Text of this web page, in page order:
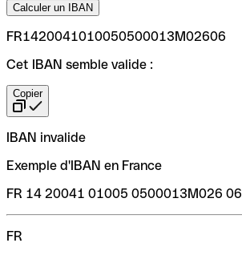
Calculer un IBAN
FR1420041010050500013M02606
Cet IBAN semble valide :
Copier
IBAN invalide
Exemple d'IBAN en France
FR 14 20041 01005 0500013M026 06
FR